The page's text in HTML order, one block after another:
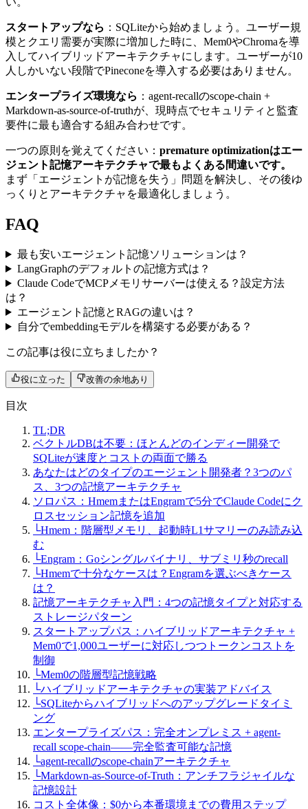
スタートアップなら ：SQLiteから始めましょう。ユーザー規
模とクエリ需要が実際に増加した時に、Mem0やChromaを導
入してハイブリッドアーキテクチャにします。ユーザーが10
人しかいない段階でPineconeを導入する必要はありません。
エンタープライズ環境なら ：agent-recallのscope-chain +
Markdown-as-source-of-truthが、現時点でセキュリティと監査
要件に最も適合する組み合わせです。
一つの原則を覚えてください： premature optimizationはエー
ジェント記憶アーキテクチャで最もよくある間違いです。
まず「エージェントが記憶を失う」問題を解決し、その後ゆ
っくりとアーキテクチャを最適化しましょう。
FAQ
最も安いエージェント記憶ソリューションは？
LangGraphのデフォルトの記憶方式は？
Claude CodeでMCPメモリサーバーは使える？設定方法
は？
エージェント記憶とRAGの違いは？
自分でembeddingモデルを構築する必要がある？
この記事は役に立ちましたか？
役に立った 改善の余地あり
目次
TL;DR
ベクトルDBは不要：ほとんどのインディー開発で
SQLiteが速度とコストの両面で勝る
あなたはどのタイプのエージェント開発者？3つのパ
ス、3つの記憶アーキテクチャ
ソロパス：HmemまたはEngramで5分でClaude Codeにク
ロスセッション記憶を追加
└Hmem：階層型メモリ、起動時L1サマリーのみ読み込
む
└Engram：Goシングルバイナリ、サブミリ秒のrecall
└Hmemで十分なケースは？Engramを選ぶべきケース
は？
記憶アーキテクチャ入門：4つの記憶タイプと対応する
ストレージパターン
スタートアップパス：ハイブリッドアーキテクチャ +
Mem0で1,000ユーザーに対応しつつトークンコストを
制御
└Mem0の階層型記憶戦略
└ハイブリッドアーキテクチャの実装アドバイス
└SQLiteからハイブリッドへのアップグレードタイミ
ング
エンタープライズパス：完全オンプレミス + agent-
recall scope-chain——完全監査可能な記憶
└agent-recallのscope-chainアーキテクチャ
└Markdown-as-Source-of-Truth：アンチフラジャイルな
記憶設計
コスト全体像：$0から本番環境までの費用ステップ